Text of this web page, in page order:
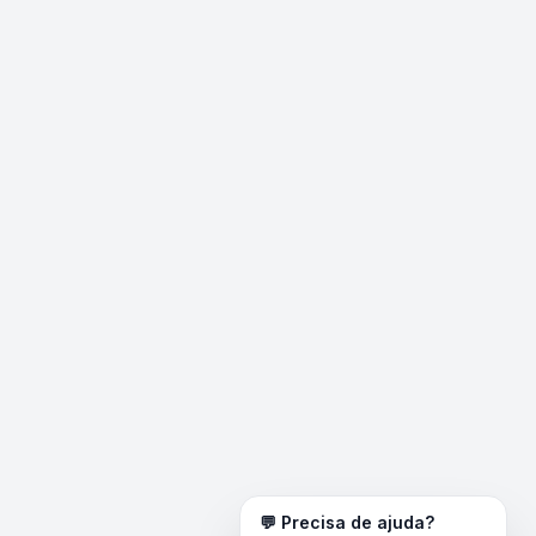
💬 Precisa de ajuda?